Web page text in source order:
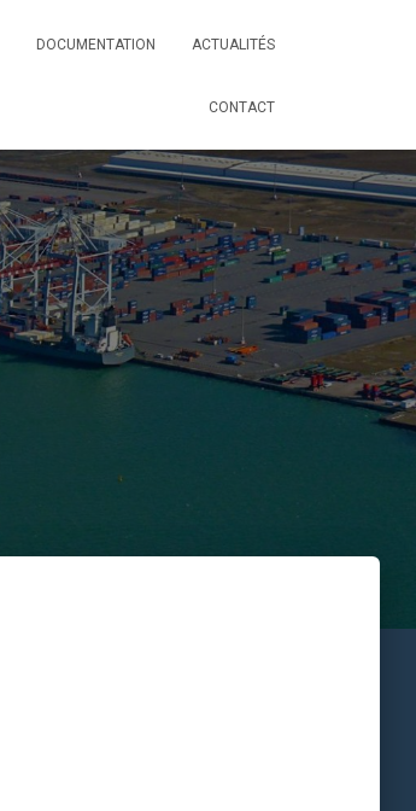
DOCUMENTATION ACTUALITÉS
CONTACT